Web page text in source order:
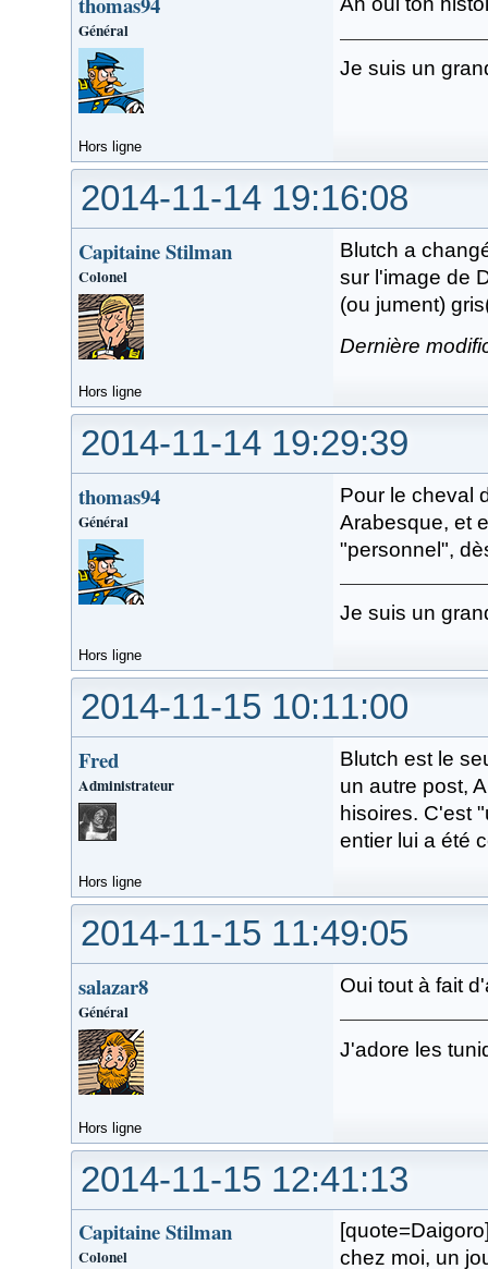
Général
Je suis un
Hors ligne
2014-11-14 19:16:08
Capitaine Stilman
Colonel
Blutch a
sur l'image de
(ou jument)
Dernière
Hors ligne
2014-11-14 19:29:39
thomas94
Général
Pour le cheval
Arabesque, et
"personnel",
Je suis un
Hors ligne
2014-11-15 10:11:00
Fred
Administrateur
Blutch est le
un autre post,
hisoires. C'est
entier lui a été
Hors ligne
2014-11-15 11:49:05
salazar8
Général
Oui tout à fait
J'adore les
Hors ligne
2014-11-15 12:41:13
Capitaine Stilman
Colonel
chez moi, un